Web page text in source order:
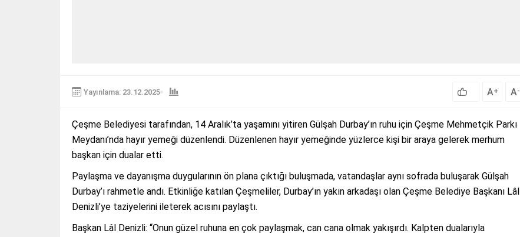
Yayınlama: 23.12.2025 A+ A-
Çeşme Belediyesi tarafından, 14 Aralık’ta yaşamını yitiren Gülşah Durbay’ın ruhu için Çeşme Mehmetçik Parkı
Meydanı’nda hayır yemeği düzenlendi. Düzenlenen hayır yemeğinde yüzlerce kişi bir araya gelerek merhum
başkan için dualar etti.
Paylaşma ve dayanışma duygularının ön plana çıktığı buluşmada, vatandaşlar aynı sofrada buluşarak Gülşah
Durbay’ı rahmetle andı. Etkinliğe katılan Çeşmeliler, Durbay’ın yakın arkadaşı olan Çeşme Belediye Başkanı Lâl
Denizli’ye taziyelerini ileterek acısını paylaştı.
Başkan Lâl Denizli: “Onun güzel ruhuna en çok paylaşmak, can cana olmak yakışırdı. Kalpten dualarıyla